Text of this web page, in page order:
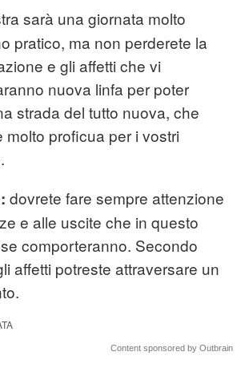
sarà una giornata molto
pratico, ma non perderete la
e gli affetti che vi
nuova linfa per poter
strada del tutto nuova, che
molto proficua per i vostri
dovrete fare sempre attenzione
e alle uscite che in questo
comporteranno. Secondo
affetti potreste attraversare un
Content sponsored by Outbrain